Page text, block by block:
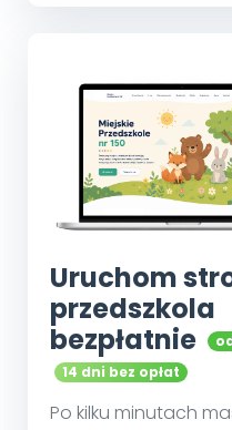
Uruchom
przedszkola
bezpłatnie
14 dni bez opłat
Po kilku minutach